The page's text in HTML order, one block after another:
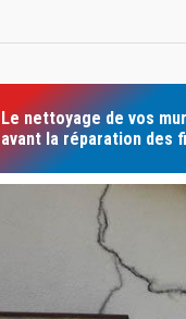
Le nettoyage de vos
avant la réparation des